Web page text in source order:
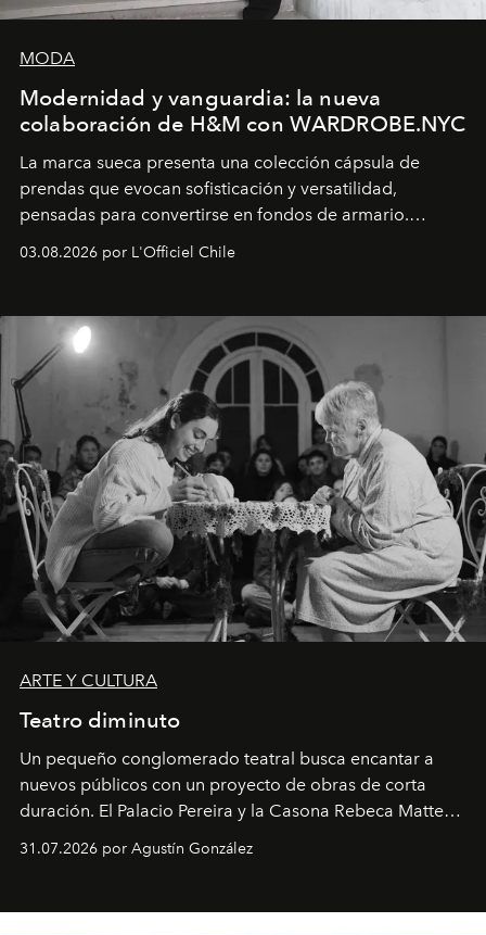
MODA
Modernidad y vanguardia: la nueva
colaboración de H&M con WARDROBE.NYC
La marca sueca presenta una colección cápsula de
prendas que evocan sofisticación y versatilidad,
pensadas para convertirse en fondos de armario.
03.08.2026 por L'Officiel Chile
ARTE Y CULTURA
Teatro diminuto
Un pequeño conglomerado teatral busca encantar a
nuevos públicos con un proyecto de obras de corta
duración. El Palacio Pereira y la Casona Rebeca Matte
miniobras. Sus puestas en escena son limpias; ponen el
31.07.2026 por Agustín González